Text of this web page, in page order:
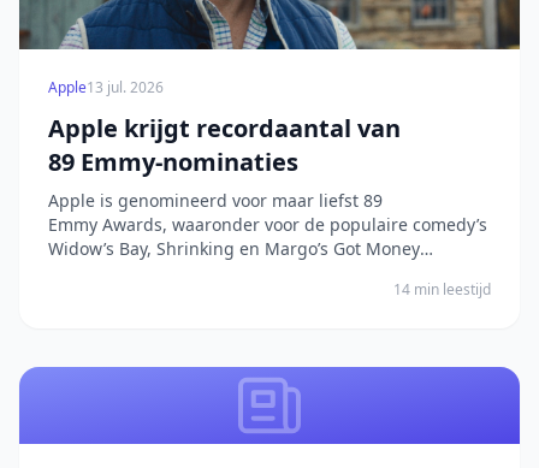
Apple13 jul. 2026
Apple krijgt recordaantal van
89 Emmy-nominaties
Apple is genomineerd voor maar liefst 89
Emmy Awards, waaronder voor de populaire comedy’s
Widow’s Bay, Shrinking en Margo’s Got Money
Pluribus, Slow Horses en Your Friends & Neighbors
14 min leestijd